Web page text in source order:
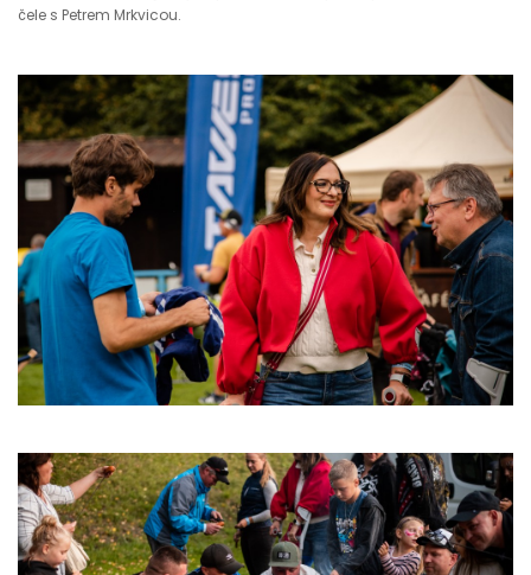
čele s Petrem Mrkvicou.